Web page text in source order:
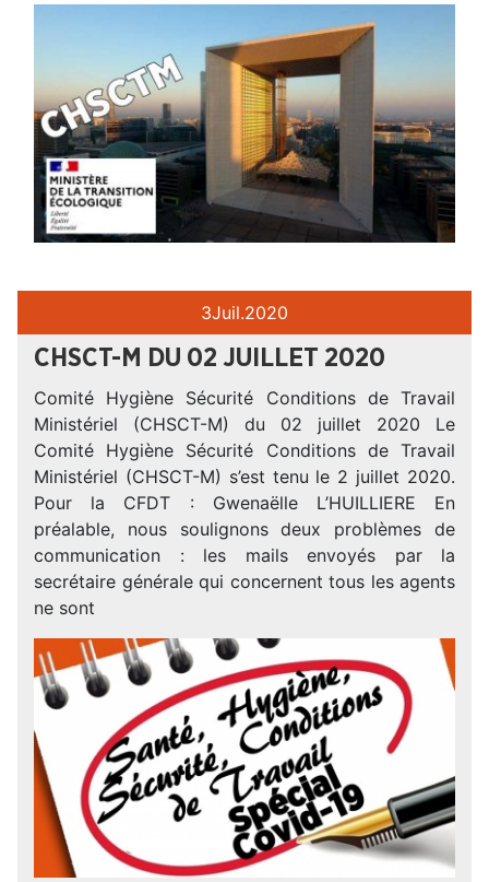
3Juil.2020
CHSCT-M DU 02 JUILLET 2020
Comité Hygiène Sécurité Conditions de Travail
Ministériel (CHSCT-M) du 02 juillet 2020 Le
Comité Hygiène Sécurité Conditions de Travail
Ministériel (CHSCT-M) s’est tenu le 2 juillet 2020.
Pour la CFDT : Gwenaëlle L’HUILLIERE En
préalable, nous soulignons deux problèmes de
communication : les mails envoyés par la
secrétaire générale qui concernent tous les agents
ne sont